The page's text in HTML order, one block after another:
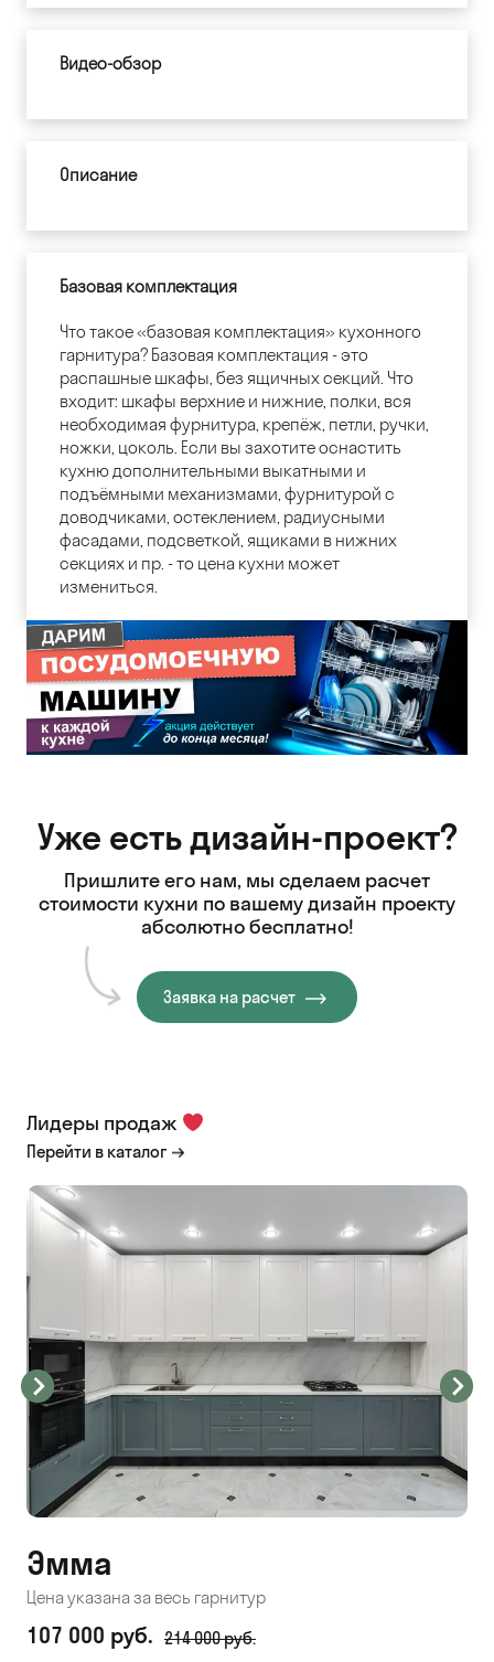
Видео-обзор
Описание
Базовая комплектация
Что такое «базовая комплектация» кухонного
гарнитура? Базовая комплектация - это
распашные шкафы, без ящичных секций. Что
входит: шкафы верхние и нижние, полки, вся
необходимая фурнитура, крепёж, петли, ручки,
ножки, цоколь. Если вы захотите оснастить
кухню дополнительными выкатными и
подъёмными механизмами, фурнитурой с
доводчиками, остеклением, радиусными
фасадами, подсветкой, ящиками в нижних
секциях и пр. - то цена кухни может
измениться.
Уже есть дизайн-проект?
Пришлите его нам, мы сделаем расчет
стоимости кухни по вашему дизайн проекту
абсолютно бесплатно!
Заявка на расчет
Лидеры продаж
Перейти в каталог
Эмма
Цена указана за весь гарнитур
107 000 руб. 214 000 руб.